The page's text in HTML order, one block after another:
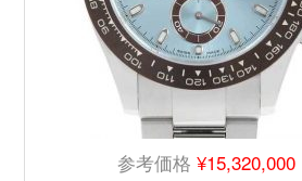
参考価格 ¥15,320,000